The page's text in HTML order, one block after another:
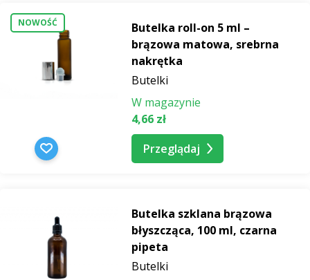
NOWOŚĆ
Butelka roll-on 5 ml –
brązowa matowa, srebrna
nakrętka
Butelki
W magazynie
4,66 zł
Przeglądaj
Butelka szklana brązowa
błyszcząca, 100 ml, czarna
pipeta
Butelki